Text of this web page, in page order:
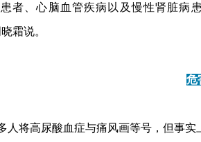
者、心脑血管疾病以及慢性肾脏病
霜说。
危
人将高尿酸血症与痛风画等号，但事实